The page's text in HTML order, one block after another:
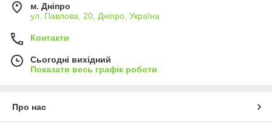
м. Дніпро
ул. Павлова, 20, Дніпро, Україна
Контакти
Сьогодні вихідний
Показати весь графік роботи
Про нас